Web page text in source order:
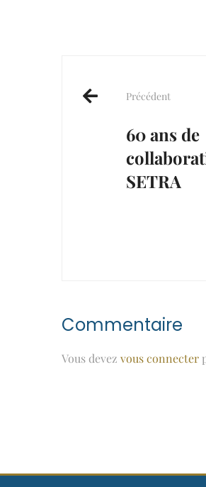
navigation
Précédent
60 ans de
SETRA
Commentaire
Vous devez vous connecter